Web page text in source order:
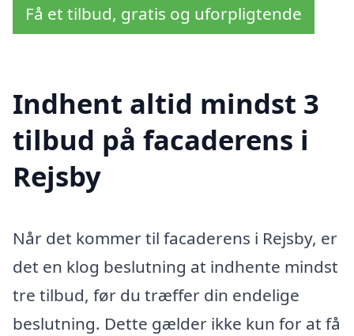
Få et tilbud, gratis og uforpligtende
Indhent altid mindst 3
tilbud på facaderens i
Rejsby
Når det kommer til facaderens i Rejsby, er
det en klog beslutning at indhente mindst
tre tilbud, før du træffer din endelige
beslutning. Dette gælder ikke kun for at få